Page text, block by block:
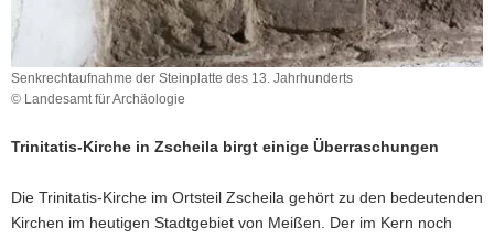
Senkrechtaufnahme der Steinplatte des 13. Jahrhunderts
© Landesamt für Archäologie
Trinitatis-Kirche in Zscheila birgt einige Überraschungen
Die Trinitatis-Kirche im Ortsteil Zscheila gehört zu den bedeutenden
Kirchen im heutigen Stadtgebiet von Meißen. Der im Kern noch